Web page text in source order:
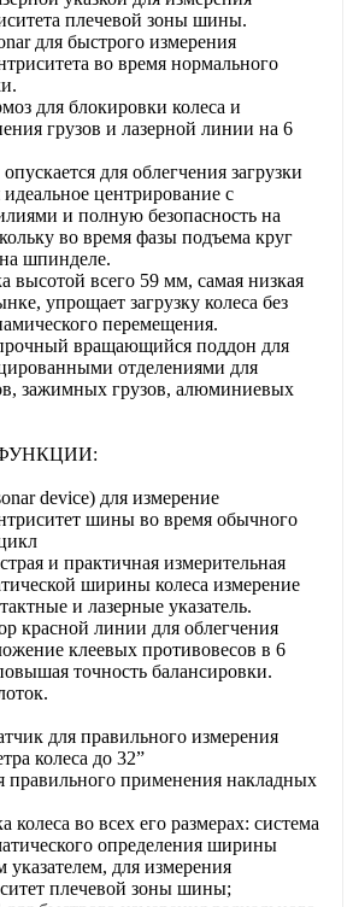
плечевой зоны шины.
для быстрого измерения
во время нормального
для блокировки колеса и
грузов и лазерной линии на 6
для облегчения загрузки
идеальное центрирование с
и полную безопасность на
во время фазы подъема круг
шпинделе.
высотой всего 59 мм, самая низкая
упрощает загрузку колеса без
перемещения.
вращающийся поддон для
отделениями для
зажимных грузов, алюминиевых
device) для измерение
шины во время обычного
и практичная измерительная
ширины колеса измерение
и лазерные указатель.
красной линии для облегчения
клеевых противовесов в 6
точность балансировки.
для правильного измерения
колеса до 32”
правильного применения накладных
колеса во всех его размерах: система
определения ширины
указателем, для измерения
плечевой зоны шины;